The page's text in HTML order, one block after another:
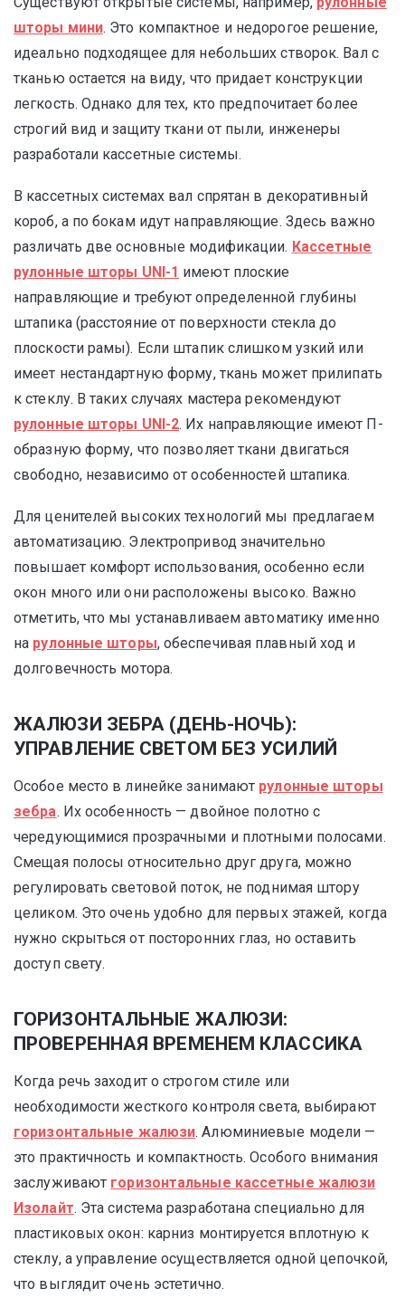
шторы мини. Это компактное и недорогое решение,
идеально подходящее для небольших створок. Вал с
тканью остается на виду, что придает конструкции
легкость. Однако для тех, кто предпочитает более
строгий вид и защиту ткани от пыли, инженеры
разработали кассетные системы.
В кассетных системах вал спрятан в декоративный
короб, а по бокам идут направляющие. Здесь важно
различать две основные модификации. Кассетные
рулонные шторы UNI-1 имеют плоские
направляющие и требуют определенной глубины
штапика (расстояние от поверхности стекла до
плоскости рамы). Если штапик слишком узкий или
имеет нестандартную форму, ткань может прилипать
к стеклу. В таких случаях мастера рекомендуют
рулонные шторы UNI-2. Их направляющие имеют П-
образную форму, что позволяет ткани двигаться
свободно, независимо от особенностей штапика.
Для ценителей высоких технологий мы предлагаем
автоматизацию. Электропривод значительно
повышает комфорт использования, особенно если
окон много или они расположены высоко. Важно
отметить, что мы устанавливаем автоматику именно
на рулонные шторы, обеспечивая плавный ход и
долговечность мотора.
ЖАЛЮЗИ ЗЕБРА (ДЕНЬ-НОЧЬ):
УПРАВЛЕНИЕ СВЕТОМ БЕЗ УСИЛИЙ
Особое место в линейке занимают рулонные шторы
зебра. Их особенность — двойное полотно с
чередующимися прозрачными и плотными полосами.
Смещая полосы относительно друг друга, можно
регулировать световой поток, не поднимая штору
целиком. Это очень удобно для первых этажей, когда
нужно скрыться от посторонних глаз, но оставить
доступ свету.
ГОРИЗОНТАЛЬНЫЕ ЖАЛЮЗИ:
ПРОВЕРЕННАЯ ВРЕМЕНЕМ КЛАССИКА
Когда речь заходит о строгом стиле или
необходимости жесткого контроля света, выбирают
горизонтальные жалюзи. Алюминиевые модели —
это практичность и компактность. Особого внимания
заслуживают горизонтальные кассетные жалюзи
Изолайт. Эта система разработана специально для
пластиковых окон: карниз монтируется вплотную к
стеклу, а управление осуществляется одной цепочкой,
что выглядит очень эстетично.